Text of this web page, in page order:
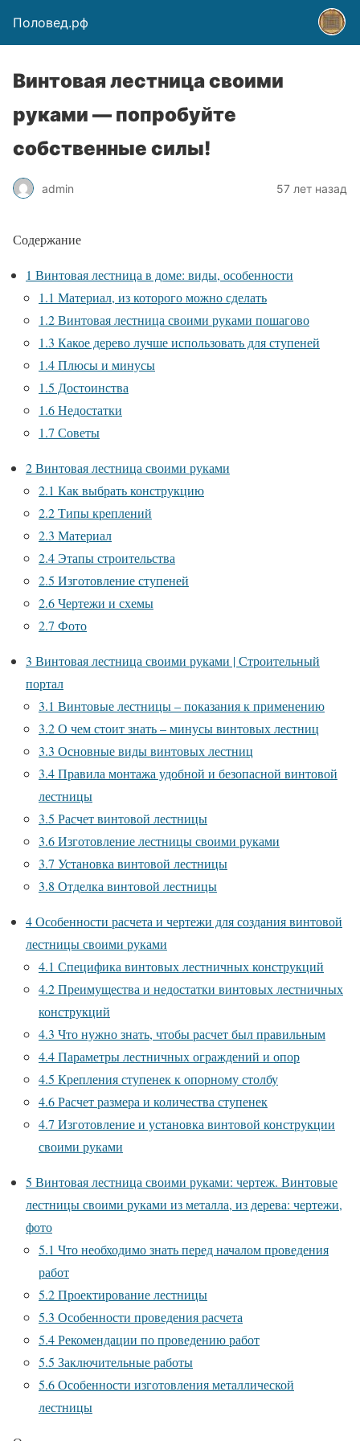
Половед.рф
Винтовая лестница своими
руками — попробуйте
собственные силы!
admin 57 лет назад
Содержание
1 Винтовая лестница в доме: виды, особенности
1.1 Материал, из которого можно сделать
1.2Винтовая лестница своими руками пошагово
1.3 Какое дерево лучше использовать для ступеней
1.4Плюсы и минусы
1.5 Достоинства
1.6Недостатки
1.7 Советы
2Винтовая лестница своими руками
2.1 Как выбрать конструкцию
2.2Типы креплений
2.3 Материал
2.4Этапы строительства
2.5 Изготовление ступеней
2.6Чертежи и схемы
2.7 Фото
3 Винтовая лестница своими руками | Строительный
портал
3.1 Винтовые лестницы – показания к применению
3.2О чем стоит знать – минусы винтовых лестниц
3.3 Основные виды винтовых лестниц
3.4Правила монтажа удобной и безопасной винтовой
лестницы
3.5 Расчет винтовой лестницы
3.6Изготовление лестницы своими руками
3.7 Установка винтовой лестницы
3.8 Отделка винтовой лестницы
4Особенности расчета и чертежи для создания винтовой
лестницы своими руками
4.1 Специфика винтовых лестничных конструкций
4.2Преимущества и недостатки винтовых лестничных
конструкций
4.3 Что нужно знать, чтобы расчет был правильным
4.4Параметры лестничных ограждений и опор
4.5 Крепления ступенек к опорному столбу
4.6Расчет размера и количества ступенек
4.7 Изготовление и установка винтовой конструкции
своими руками
5 Винтовая лестница своими руками: чертеж. Винтовые
лестницы своими руками из металла, из дерева: чертежи,
фото
5.1 Что необходимо знать перед началом проведения
работ
5.2Проектирование лестницы
5.3 Особенности проведения расчета
5.4Рекомендации по проведению работ
5.5 Заключительные работы
5.6Особенности изготовления металлической
лестницы